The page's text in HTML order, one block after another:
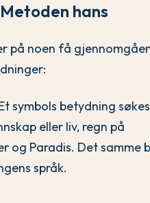
hans
på noen få
symbols betydning
eller liv, regn på
og Paradis. Det samme
språk.